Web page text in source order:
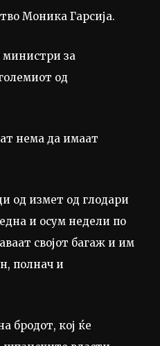
Моника Гарсија.
министри за
од
нема да имаат
од измет од глодари
и осум недели по
својот багаж и им
полнач и
бродот, кој ќе